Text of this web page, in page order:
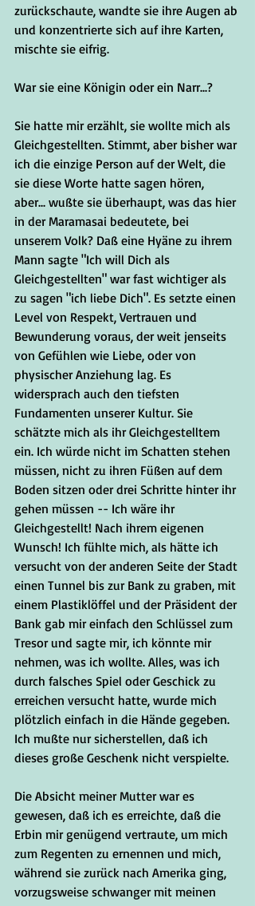
zurückschaute, wandte sie ihre Augen ab
und konzentrierte sich auf ihre Karten,
mischte sie eifrig.
War sie eine Königin oder ein Narr...?
Sie hatte mir erzählt, sie wollte mich als
Gleichgestellten. Stimmt, aber bisher war
ich die einzige Person auf der Welt, die
sie diese Worte hatte sagen hören,
aber... wußte sie überhaupt, was das hier
in der Maramasai bedeutete, bei
unserem Volk? Daß eine Hyäne zu ihrem
Mann sagte "Ich will Dich als
Gleichgestellten" war fast wichtiger als
zu sagen "ich liebe Dich". Es setzte einen
Level von Respekt, Vertrauen und
Bewunderung voraus, der weit jenseits
von Gefühlen wie Liebe, oder von
physischer Anziehung lag. Es
widersprach auch den tiefsten
Fundamenten unserer Kultur. Sie
schätzte mich als ihr Gleichgestelltem
ein. Ich würde nicht im Schatten stehen
müssen, nicht zu ihren Füßen auf dem
Boden sitzen oder drei Schritte hinter ihr
gehen müssen -- Ich wäre ihr
Gleichgestellt! Nach ihrem eigenen
Wunsch! Ich fühlte mich, als hätte ich
versucht von der anderen Seite der Stadt
einen Tunnel bis zur Bank zu graben, mit
einem Plastiklöffel und der Präsident der
Bank gab mir einfach den Schlüssel zum
Tresor und sagte mir, ich könnte mir
nehmen, was ich wollte. Alles, was ich
durch falsches Spiel oder Geschick zu
erreichen versucht hatte, wurde mich
plötzlich einfach in die Hände gegeben.
Ich mußte nur sicherstellen, daß ich
dieses große Geschenk nicht verspielte.
Die Absicht meiner Mutter war es
gewesen, daß ich es erreichte, daß die
Erbin mir genügend vertraute, um mich
zum Regenten zu ernennen und mich,
während sie zurück nach Amerika ging,
vorzugsweise schwanger mit meinen